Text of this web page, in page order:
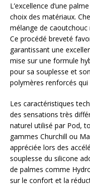
L’excellence d’une
choix des matériaux.
mélange de caoutchouc
Ce procédé breveté
garantissant une
mise sur une formule
pour sa souplesse et
polymères renforcés
Les caractéristiques
des sensations très
naturel utilisé par Pod,
gammes Churchill ou
appréciée lors des
souplesse du silicone
de palmes comme
sur le confort et la